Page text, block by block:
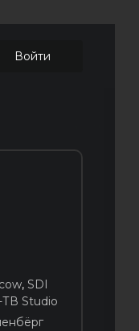
Войти
, SDI
Studio